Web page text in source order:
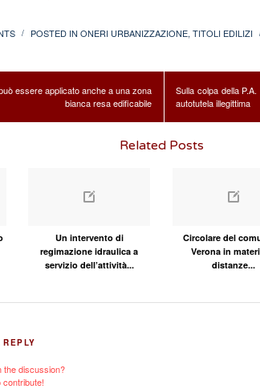
/ POSTED IN ONERI URBANIZZAZIONE, TITOLI EDILIZI
essere applicato anche a una zona
bianca resa edificabile
Sulla colpa della
autotutela illegittima
Related Posts
Un intervento di
regimazione idraulica a
servizio dell’attività...
Circolare del
Verona in
distanze...
the discussion?
contribute!